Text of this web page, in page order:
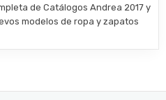
de Catálogos Andrea 2017 y
modelos de ropa y zapatos